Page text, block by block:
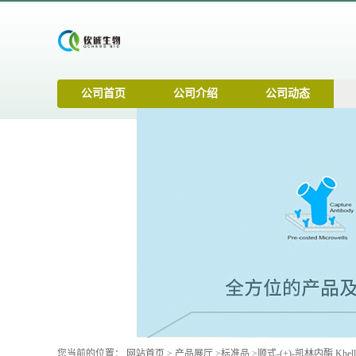
公司首页 公司介绍 公司动态
您当前的位置： 网站首页 > 产品展厅 >标准品 >顺式-(+)-凯林内酯